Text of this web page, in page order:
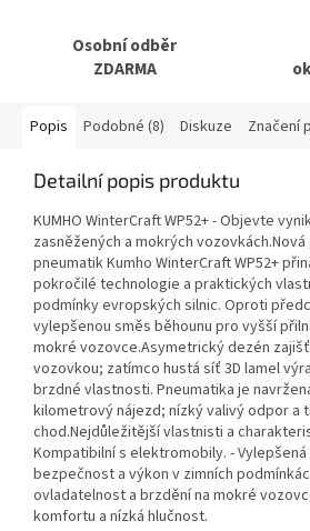
Osobní odběr
ZDARMA
Popis Podobné (8) Diskuze Značení
Detailní popis produktu
KUMHO WinterCraft WP52+ - Objevte
zasněžených a mokrých
pneumatik Kumho WinterCraft WP52+
pokročilé technologie a praktických
podmínky evropských silnic. Oproti
vylepšenou směs běhounu pro vyšší
mokré vozovce.Asymetrický dezén
vozovkou; zatímco hustá síť 3D lamel
brzdné vlastnosti. Pneumatika je
kilometrový nájezd; nízký valivý odpor a
chod.Nejdůležitější vlastnisti a
Kompatibilní s elektromobily. -
bezpečnost a výkon v zimních
ovladatelnost a brzdění na mokré
komfortu a nízká hlučnost.